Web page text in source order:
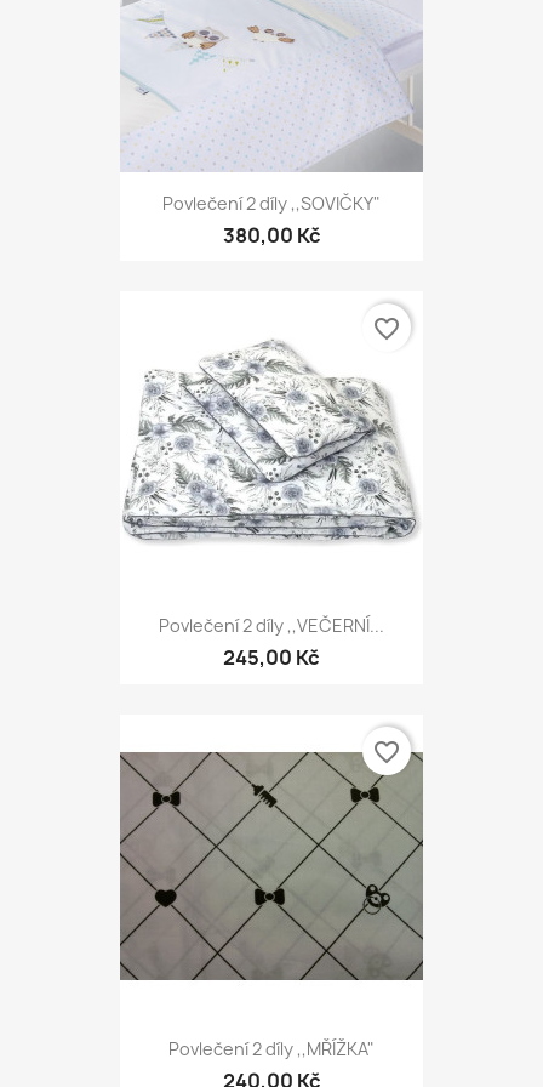
Povlečení 2 díly ,,SOVIČKY"
380,00 Kč
Povlečení 2 díly ,,VEČERNÍ...
245,00 Kč
favorite_border
Povlečení 2 díly ,,MŘÍŽKA"
240,00 Kč
favorite_border